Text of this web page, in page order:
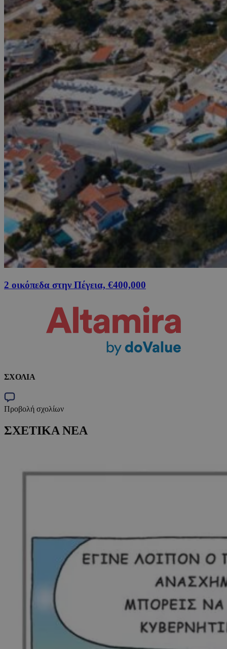
2 οικόπεδα στην Πέγεια, €400,000
ΣΧΟΛΙΑ
Προβολή σχολίων
ΣΧΕΤΙΚΑ ΝΕΑ